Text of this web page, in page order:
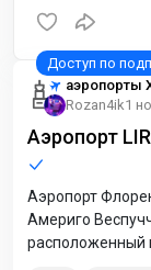
аэропорты
Rozan4ik1
Аэропорт
Аэропорт
Америго
расположенный